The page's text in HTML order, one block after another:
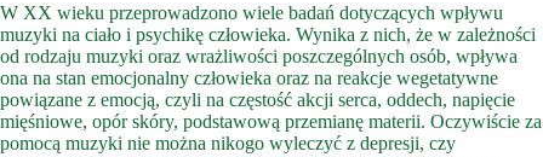
W XX wieku przeprowadzono wiele badań dotyczących wpływu
muzyki na ciało i psychikę człowieka. Wynika z nich, że w zależności
od rodzaju muzyki oraz wrażliwości poszczególnych osób, wpływa
ona na stan emocjonalny człowieka oraz na reakcje wegetatywne
powiązane z emocją, czyli na częstość akcji serca, oddech, napięcie
mięśniowe, opór skóry, podstawową przemianę materii. Oczywiście za
pomocą muzyki nie można nikogo wyleczyć z depresji, czy